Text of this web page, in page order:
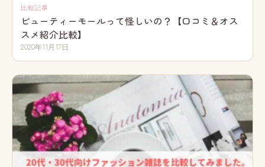
比較記事
ビューティーモールって怪しいの？【口コミ＆オス
スメ紹介比較】
2020年11月17日